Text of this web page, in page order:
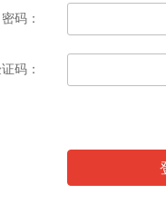
密码：
码：